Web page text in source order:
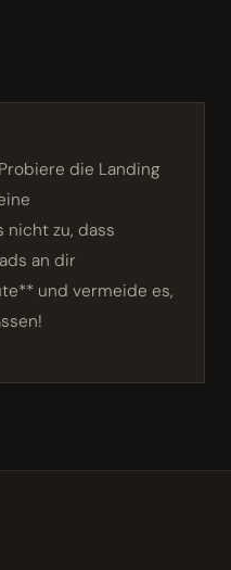
die Landing
nicht zu, dass
an dir
und vermeide es,